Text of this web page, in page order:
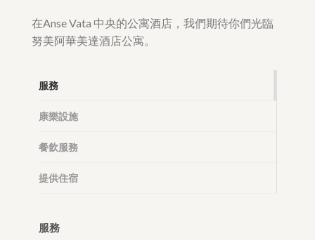
在Anse Vata 中央的公寓酒店，我們期待你們光臨
努美阿華美達酒店公寓。
服務
康樂設施
餐飲服務
提供住宿
服務